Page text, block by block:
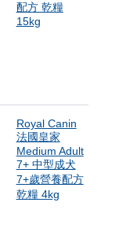
配方 乾糧
15kg
Royal Canin
法國皇家
Medium Adult
7+ 中型成犬
7+歲營養配方
乾糧 4kg